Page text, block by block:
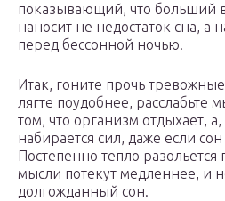
показывающий, что больший
наносит не недостаток сна, а
перед бессонной ночью.
Итак, гоните прочь
лягте поудобнее, расслабьте
том, что организм отдыхает,
набирается сил, даже если
Постепенно тепло
мысли потекут медленнее, и
долгожданный сон.